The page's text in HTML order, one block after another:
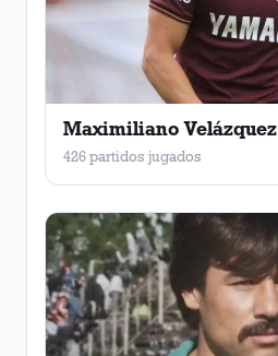
Maximiliano Velázquez
426 partidos jugados